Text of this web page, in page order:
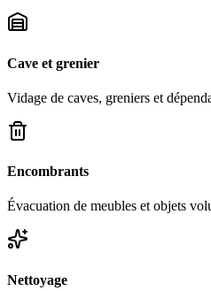
Cave et grenier
Vidage de caves, greniers et
Encombrants
Évacuation de meubles et objets
Nettoyage